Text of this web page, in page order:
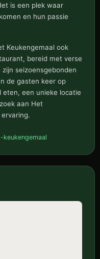
is een plek waar
en hun passie
Keukengemaal ook
bereid met verse
seizoensgebonden
de gasten keer op
eten, een unieke locatie
aan Het